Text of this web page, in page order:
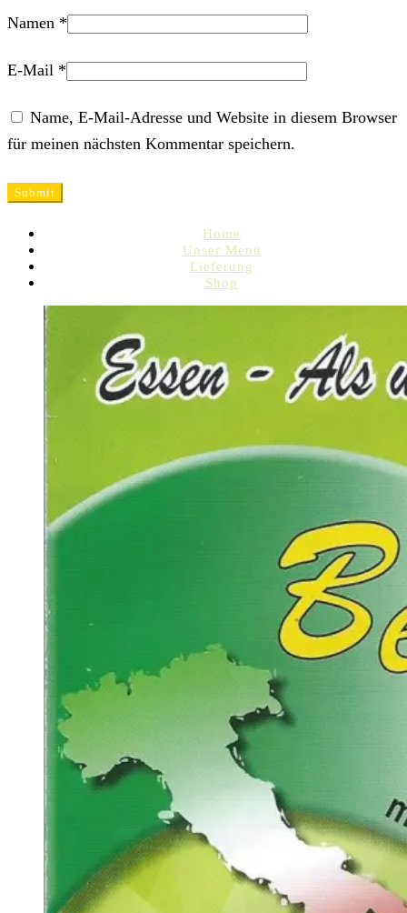
Namen *
E-Mail *
Name, E-Mail-Adresse und Website in diesem Browser
für meinen nächsten Kommentar speichern.
Home
Unser Menü
Lieferung
Shop